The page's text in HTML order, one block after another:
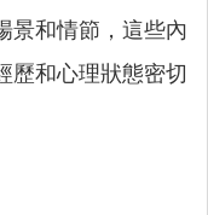
景和情節，這些內
歷和心理狀態密切